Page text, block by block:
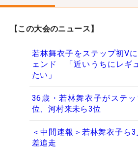
【この大会のニュース】
若林舞衣子をステップ初V
ェンド 「近いうちにレギ
たい」
36歳・若林舞衣子がステ
位、河村来未ら3位
＜中間速報＞若林舞衣子
差追走